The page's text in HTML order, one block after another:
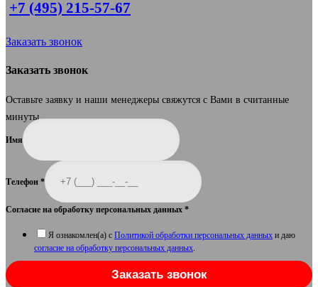
+7 (495) 215-57-67
Заказать звонок
Заказать звонок
Оставьте заявку и наши менеджеры свяжутся с Вами в считанные
минуты.
Имя
Телефон *
Согласие на обработку персональных данных *
Я ознакомлен(а) с Политикой обработки персональных данных и даю
согласие на обработку персональных данных.
Заказать звонок